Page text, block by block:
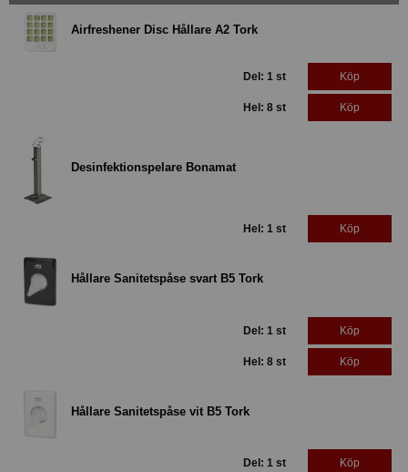
Airfreshener Disc Hållare A2 Tork
Del: 1 st Köp
Hel: 8 st Köp
Desinfektionspelare Bonamat
Hel: 1 st Köp
Hållare Sanitetspåse svart B5 Tork
Del: 1 st Köp
Hel: 8 st Köp
Hållare Sanitetspåse vit B5 Tork
Del: 1 st Köp